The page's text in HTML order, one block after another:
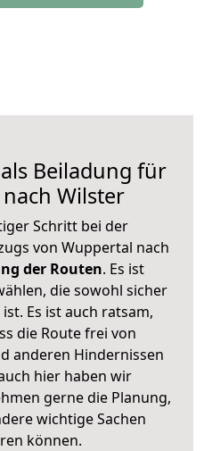
Beiladung für
Wilster
Schritt bei der
von Wuppertal nach
der Routen. Es ist
die sowohl sicher
ist. Es ist auch ratsam,
die Route frei von
anderen Hindernissen
hier haben wir
gerne die Planung,
wichtige Sachen
können.